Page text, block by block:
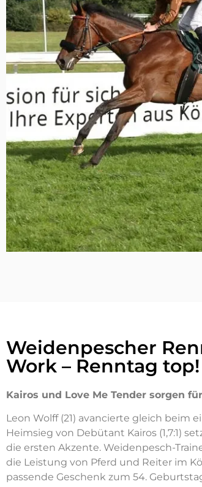
Weidenpescher
Work – Renntag top!
Kairos und Love Me Tender sorgen
Leon Wolff (21) avancierte gleich beim
Heimsieg von Debütant Kairos (1,7:1)
die ersten Akzente. Weidenpesch-
die Leistung von Pferd und Reiter im
passende Geschenk zum 54.